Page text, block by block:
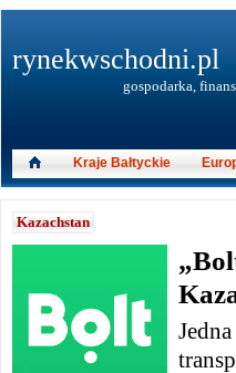
Kazachstan
rynekwschodni.pl
gospodarka,
Kraje Bałtyckie